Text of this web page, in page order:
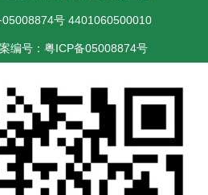
号 4401060500010
编号：粤ICP备05008874号